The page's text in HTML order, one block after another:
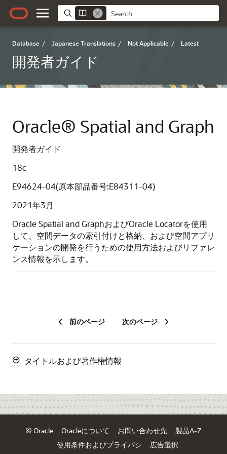
Database / Japanese Translations / Not Applicable / Latest
開発者ガイド
Oracle® Spatial and Graph
開発者ガイド
18c
E94624-04(原本部品番号:E84311-04)
2021年3月
Oracle Spatial and GraphおよびOracle Locatorを使用
して、空間データの索引付けと格納、および空間アプリ
ケーションの開発を行うための使用方法およびリファレ
ンス情報を示します。
前のページ 次のページ
タイトルおよび著作権情報
© Oracle Oracleについて お問い合わせ先
製品A-Z
使用条件およびプライバシ
広告選択